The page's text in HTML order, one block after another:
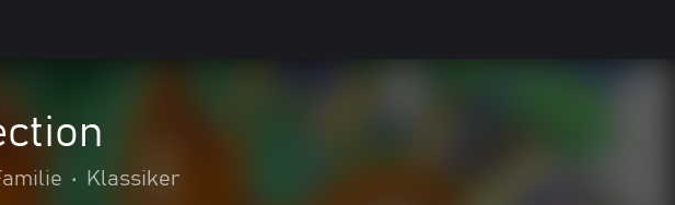
• Klassiker